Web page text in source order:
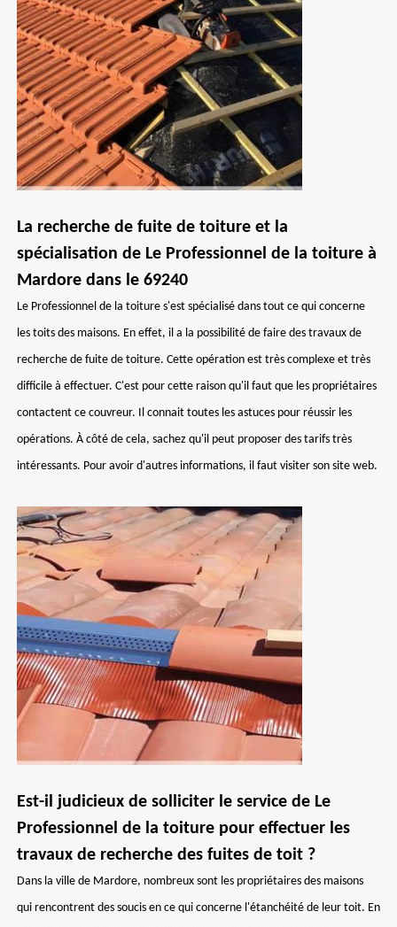
La recherche de fuite de toiture et la
spécialisation de Le Professionnel de la toiture à
Mardore dans le 69240
Le Professionnel de la toiture s'est spécialisé dans tout ce qui concerne
les toits des maisons. En effet, il a la possibilité de faire des travaux de
recherche de fuite de toiture. Cette opération est très complexe et très
difficile à effectuer. C'est pour cette raison qu'il faut que les propriétaires
contactent ce couvreur. Il connait toutes les astuces pour réussir les
opérations. À côté de cela, sachez qu'il peut proposer des tarifs très
intéressants. Pour avoir d'autres informations, il faut visiter son site web.
Est-il judicieux de solliciter le service de Le
Professionnel de la toiture pour effectuer les
travaux de recherche des fuites de toit ?
Dans la ville de Mardore, nombreux sont les propriétaires des maisons
qui rencontrent des soucis en ce qui concerne l'étanchéité de leur toit. En